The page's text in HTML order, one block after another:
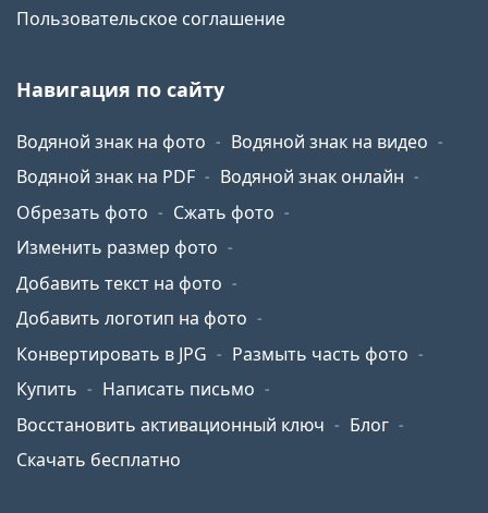
Пользовательское соглашение
Навигация по сайту
Водяной знак на фото
Водяной знак на видео
Водяной знак на PDF
Водяной знак онлайн
Обрезать фото
Сжать фото
Изменить размер фото
Добавить текст на фото
Добавить логотип на фото
Конвертировать в JPG
Размыть часть фото
Купить
Написать письмо
Восстановить активационный ключ
Блог
Скачать бесплатно